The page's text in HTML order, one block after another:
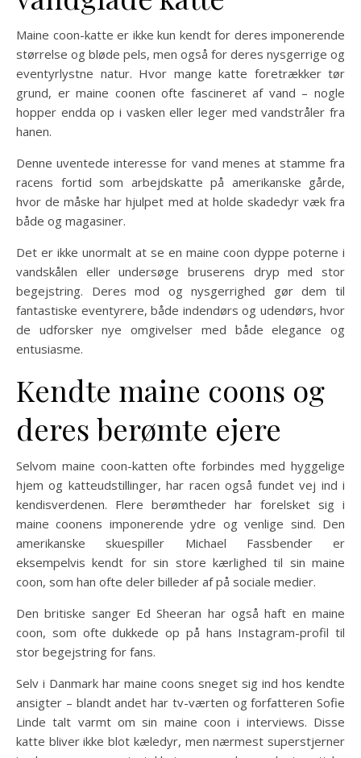
Maine coon-katte er ikke kun kendt for deres imponerende
størrelse og bløde pels, men også for deres nysgerrige og
eventyrlystne natur. Hvor mange katte foretrækker tør
grund, er maine coonen ofte fascineret af vand – nogle
hopper endda op i vasken eller leger med vandstråler fra
hanen.
Denne uventede interesse for vand menes at stamme fra
racens fortid som arbejdskatte på amerikanske gårde,
hvor de måske har hjulpet med at holde skadedyr væk fra
både og magasiner.
Det er ikke unormalt at se en maine coon dyppe poterne i
vandskålen eller undersøge bruserens dryp med stor
begejstring. Deres mod og nysgerrighed gør dem til
fantastiske eventyrere, både indendørs og udendørs, hvor
de udforsker nye omgivelser med både elegance og
entusiasme.
Kendte maine coons og
deres berømte ejere
Selvom maine coon-katten ofte forbindes med hyggelige
hjem og katteudstillinger, har racen også fundet vej ind i
kendisverdenen. Flere berømtheder har forelsket sig i
maine coonens imponerende ydre og venlige sind. Den
amerikanske skuespiller Michael Fassbender er
eksempelvis kendt for sin store kærlighed til sin maine
coon, som han ofte deler billeder af på sociale medier.
Den britiske sanger Ed Sheeran har også haft en maine
coon, som ofte dukkede op på hans Instagram-profil til
stor begejstring for fans.
Selv i Danmark har maine coons sneget sig ind hos kendte
ansigter – blandt andet har tv-værten og forfatteren Sofie
Linde talt varmt om sin maine coon i interviews. Disse
katte bliver ikke blot kæledyr, men nærmest superstjerner